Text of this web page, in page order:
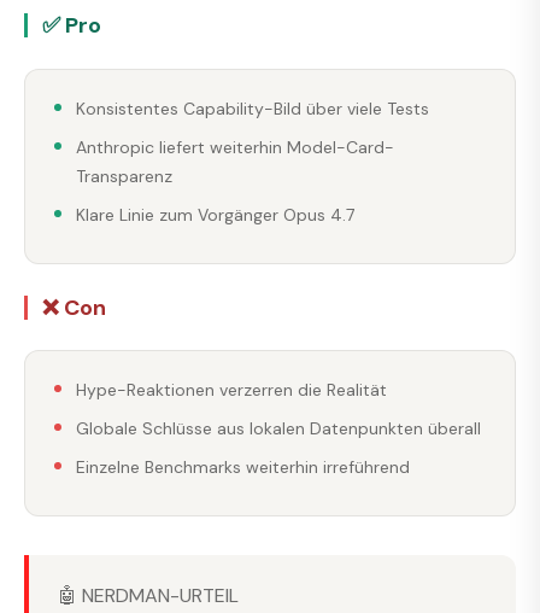
✅ Pro
Konsistentes Capability-Bild über viele Tests
Anthropic liefert weiterhin Model-Card-
Transparenz
Klare Linie zum Vorgänger Opus 4.7
❌ Con
Hype-Reaktionen verzerren die Realität
Globale Schlüsse aus lokalen Datenpunkten überall
Einzelne Benchmarks weiterhin irreführend
🤖 NERDMAN-URTEIL